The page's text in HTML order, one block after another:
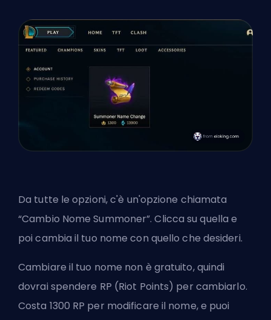
Da tutte le opzioni, c'è un'opzione chiamata
“Cambio Nome Summoner”. Clicca su quella e
poi cambia il tuo nome con quello che desideri.
Cambiare il tuo nome non è gratuito, quindi
dovrai spendere RP (Riot Points) per cambiarlo.
Costa 1300 RP per modificare il nome, e puoi